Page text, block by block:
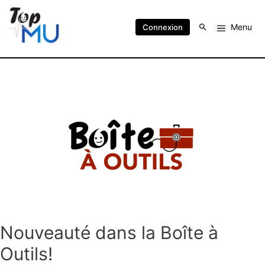
Connexion Menu
Nouveauté dans la Boîte à
Outils!